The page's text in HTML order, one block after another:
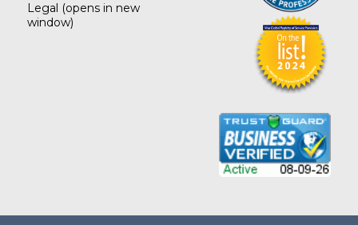
Legal (opens in new
window)